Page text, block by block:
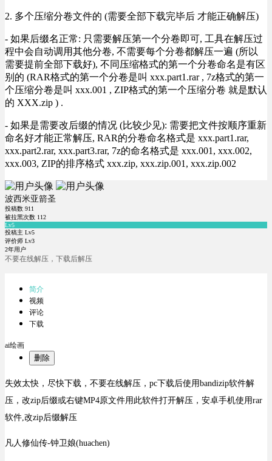
2. 多个压缩分卷文件的 (需要全部下载完毕后 才能正确解压)
- 如果后缀名正常: 只需要解压第一个分卷即可, 工具在解压过
程中会自动调用其他分卷, 不需要每个分卷都解压一遍 (所以
需要提前全部下载好), 不同压缩格式的第一个分卷命名是有区
别的 (RAR格式的第一个分卷是叫 xxx.part1.rar , 7z格式的第一
个压缩分卷是叫 xxx.001 , ZIP格式的第一个压缩分卷 就是默认
的 XXX.zip ) .
- 如果是需要改后缀的情况 (比较少见): 需要把文件按顺序重新
命名好才能正常解压, RAR的分卷命名格式是 xxx.part1.rar,
xxx.part2.rar, xxx.part3.rar, 7z的命名格式是 xxx.001, xxx.002,
xxx.003, ZIP的排序格式 xxx.zip, xxx.zip.001, xxx.zip.002
波西米亚箭圣
投稿数 911
被拉黑次数 112
Lv5
投稿主 Lv5
评价师 Lv3
2年用户
不要在线解压，下载后解压
简介
视频
评论
下载
ai绘画
删除
失效太快，尽快下载，不要在线解压，pc下载后使用bandizip软件解
压，改zip后缀或右键MP4原文件用此软件打开解压，安卓手机使用rar
软件,改zip后缀解压
凡人修仙传-钟卫娘(huachen)